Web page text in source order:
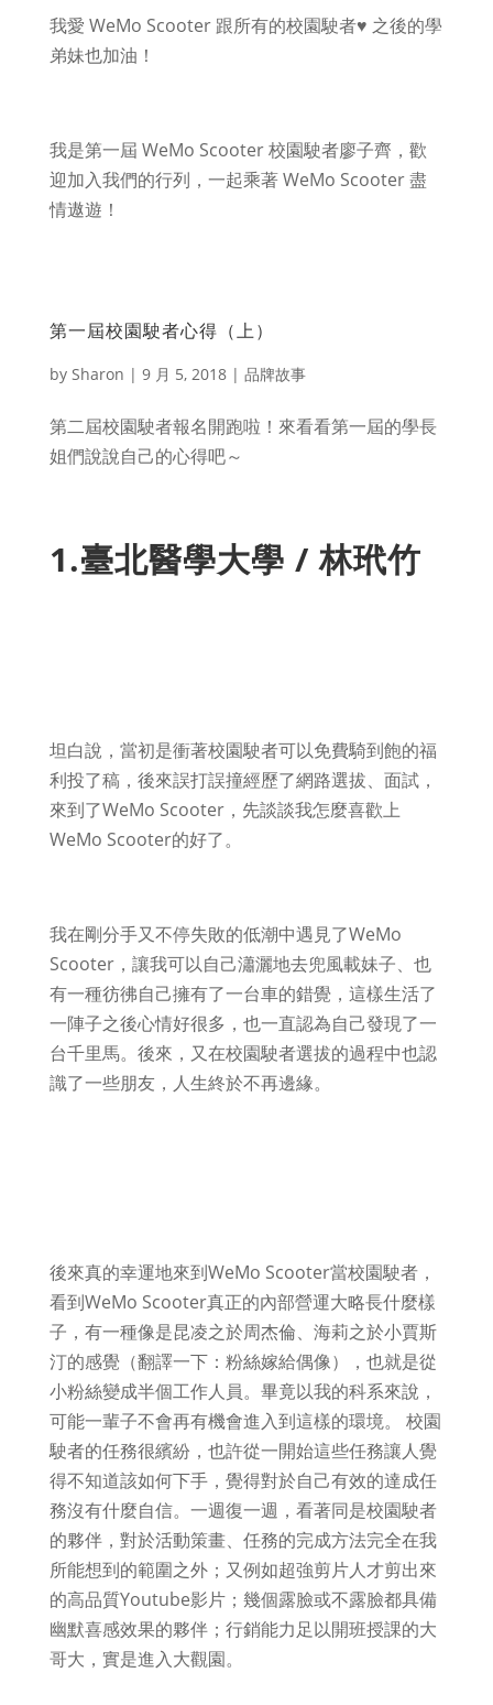
我愛 WeMo Scooter 跟所有的校園駛者♥ 之後的學
弟妹也加油！
我是第一屆 WeMo Scooter 校園駛者廖子齊，歡
迎加入我們的行列，一起乘著 WeMo Scooter 盡
情遨遊！
第一屆校園駛者心得（上）
by Sharon | 9 月 5, 2018| 品牌故事
第二屆校園駛者報名開跑啦！來看看第一屆的學長
姐們說說自己的心得吧～
1.臺北醫學大學 / 林玳竹
坦白說，當初是衝著校園駛者可以免費騎到飽的福
利投了稿，後來誤打誤撞經歷了網路選拔、面試，
來到了WeMo Scooter，先談談我怎麼喜歡上
WeMo Scooter的好了。
我在剛分手又不停失敗的低潮中遇見了WeMo
Scooter，讓我可以自己瀟灑地去兜風載妹子、也
有一種彷彿自己擁有了一台車的錯覺，這樣生活了
一陣子之後心情好很多，也一直認為自己發現了一
台千里馬。後來，又在校園駛者選拔的過程中也認
識了一些朋友，人生終於不再邊緣。
後來真的幸運地來到WeMo Scooter當校園駛者，
看到WeMo Scooter真正的內部營運大略長什麼樣
子，有一種像是昆凌之於周杰倫、海莉之於小賈斯
汀的感覺（翻譯一下：粉絲嫁給偶像），也就是從
小粉絲變成半個工作人員。畢竟以我的科系來說，
可能一輩子不會再有機會進入到這樣的環境。 校園
駛者的任務很繽紛，也許從一開始這些任務讓人覺
得不知道該如何下手，覺得對於自己有效的達成任
務沒有什麼自信。一週復一週，看著同是校園駛者
的夥伴，對於活動策畫、任務的完成方法完全在我
所能想到的範圍之外；又例如超強剪片人才剪出來
的高品質Youtube影片；幾個露臉或不露臉都具備
幽默喜感效果的夥伴；行銷能力足以開班授課的大
哥大，實是進入大觀園。